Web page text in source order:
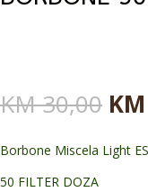
KM30,00
je
KM
Borbone Miscela Light
50 FILTER DOZA